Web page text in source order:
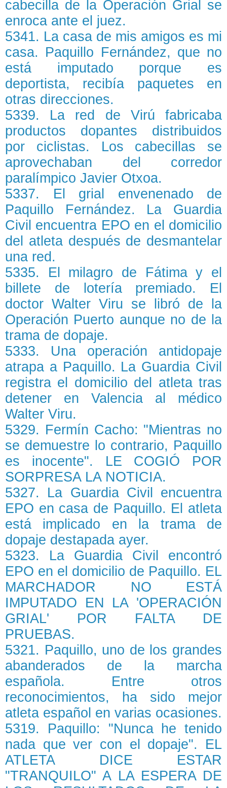
cabecilla de la Operación Grial se
enroca ante el juez.
5341. La casa de mis amigos es mi
casa. Paquillo Fernández, que no
está imputado porque es
deportista, recibía paquetes en
otras direcciones.
5339. La red de Virú fabricaba
productos dopantes distribuidos
por ciclistas. Los cabecillas se
aprovechaban del corredor
paralímpico Javier Otxoa.
5337. El grial envenenado de
Paquillo Fernández. La Guardia
Civil encuentra EPO en el domicilio
del atleta después de desmantelar
una red.
5335. El milagro de Fátima y el
billete de lotería premiado. El
doctor Walter Viru se libró de la
Operación Puerto aunque no de la
trama de dopaje.
5333. Una operación antidopaje
atrapa a Paquillo. La Guardia Civil
registra el domicilio del atleta tras
detener en Valencia al médico
Walter Viru.
5329. Fermín Cacho: "Mientras no
se demuestre lo contrario, Paquillo
es inocente". LE COGIÓ POR
SORPRESA LA NOTICIA.
5327. La Guardia Civil encuentra
EPO en casa de Paquillo. El atleta
está implicado en la trama de
dopaje destapada ayer.
5323. La Guardia Civil encontró
EPO en el domicilio de Paquillo. EL
MARCHADOR NO ESTÁ
IMPUTADO EN LA 'OPERACIÓN
GRIAL' POR FALTA DE
PRUEBAS.
5321. Paquillo, uno de los grandes
abanderados de la marcha
española. Entre otros
reconocimientos, ha sido mejor
atleta español en varias ocasiones.
5319. Paquillo: "Nunca he tenido
nada que ver con el dopaje". EL
ATLETA DICE ESTAR
"TRANQUILO" A LA ESPERA DE